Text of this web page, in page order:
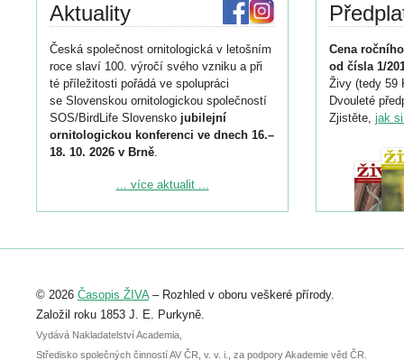
Aktuality
Česká společnost ornitologická v letošním
roce slaví 100. výročí svého vzniku a při
té příležitosti pořádá ve spolupráci
se Slovenskou ornitologickou společností
SOS/BirdLife Slovensko jubilejní
ornitologickou konferenci ve dnech 16.–
18. 10. 2026 v Brně.
Podrobnější informace ke konferenci
Registrovat se můžete do 6. září.
abstraktu přihlášené přednášky nebo
posteru je už 30. června.
... více aktualit ...
Cena
od čísla 1/
Živy (tedy 59
Dvouleté
Zjistěte, jak
© 2026 Časopis ŽIVA– Rozhled v oboru veškeré přírody.
Založil roku 1853 J. E. Purkyně.
Vydává Nakladatelství Academia,
Středisko společných činností AV ČR, v. v. i., za podpory Akademie věd ČR.